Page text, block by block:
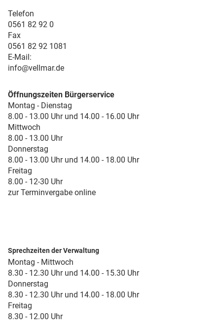
Telefon
0561 82 92 0
Fax
0561 82 92 1081
E-Mail:
info@vellmar.de
Öffnungszeiten Bürgerservice
Montag - Dienstag
8.00 - 13.00 Uhr und 14.00 - 16.00 Uhr
Mittwoch
8.00 - 13.00 Uhr
Donnerstag
8.00 - 13.00 Uhr und 14.00 - 18.00 Uhr
Freitag
8.00 - 12-30 Uhr
zur Terminvergabe online
Sprechzeiten der Verwaltung
Montag - Mittwoch
8.30 - 12.30 Uhr und 14.00 - 15.30 Uhr
Donnerstag
8.30 - 12.30 Uhr und 14.00 - 18.00 Uhr
Freitag
8.30 - 12.00 Uhr